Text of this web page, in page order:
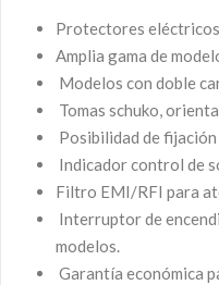
Protectores
Amplia gama de
Modelos con doble
Tomas schuko,
Posibilidad de fijación
Indicador control de
Filtro EMI/RFI para
Interruptor de
modelos.
Garantía económica